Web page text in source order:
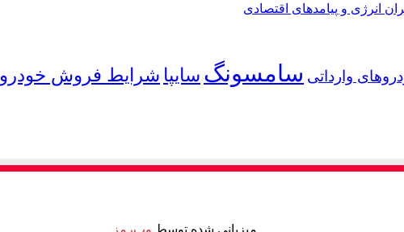
انرژی و پیامدهای اقتصادی
وارداتی سامسونگ سایپا شرایط فروش خودرو
میزبانی شده توسط وب‌رمز